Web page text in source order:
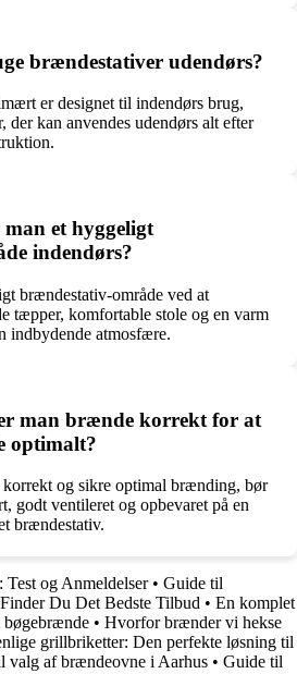
brændestativer udendørs?
er designet til indendørs brug,
der kan anvendes udendørs alt efter
et hyggeligt
indendørs?
brændestativ-område ved at
tæpper, komfortable stole og en varm
indbydende atmosfære.
man brænde korrekt for at
optimalt?
og sikre optimal brænding, bør
godt ventileret og opbevaret på en
brændestativ.
og Anmeldelser• Guide til
Du Det Bedste Tilbud • En komplet
bøgebrænde • Hvorfor brænder vi hekse
grillbriketter: Den perfekte løsning til
valg af brændeovne i Aarhus • Guide til